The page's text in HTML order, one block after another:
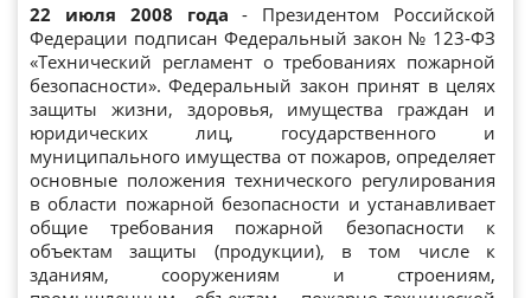
22 июля 2008 года - Президентом Российской
Федерации подписан Федеральный закон № 123-ФЗ
«Технический регламент о требованиях пожарной
безопасности». Федеральный закон принят в целях
защиты жизни, здоровья, имущества граждан и
юридических лиц, государственного и
муниципального имущества от пожаров, определяет
основные положения технического регулирования
в области пожарной безопасности и устанавливает
общие требования пожарной безопасности к
объектам защиты (продукции), в том числе к
зданиям, сооружениям и строениям,